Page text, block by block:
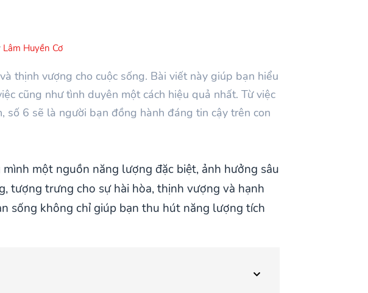
Lâm Huyền Cơ
thịnh vượng cho cuộc sống. Bài viết này giúp bạn hiểu
cũng như tình duyên một cách hiệu quả nhất. Từ việc
6 sẽ là người bạn đồng hành đáng tin cậy trên con
một nguồn năng lượng đặc biệt, ảnh hưởng sâu
tượng trưng cho sự hài hòa, thịnh vượng và hạnh
sống không chỉ giúp bạn thu hút năng lượng tích